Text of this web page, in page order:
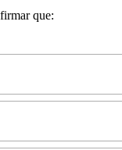
que: